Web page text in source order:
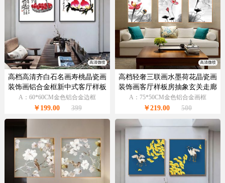
高清微喷
高档高清齐白石名画寿桃晶瓷画
装饰画铝合金框新中式客厅样板
房抽象玄关走廊挂画
A：60*60CM金色铝合金边框
￥199.00 399
高清微喷
高档轻奢三联画水墨荷花晶瓷画
装饰画客厅样板房抽象玄关走廊
挂画
A：75*50CM金色铝合金画框
￥219.00 500